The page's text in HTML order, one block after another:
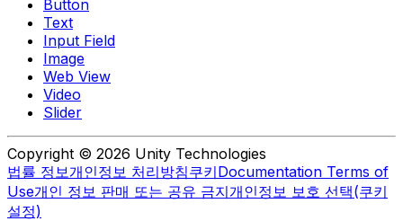
Button
Text
Input Field
Image
Web View
Video
Slider
Copyright © 2026 Unity Technologies
법률 정보개인정보 처리방침쿠키Documentation Terms of
Use개인 정보 판매 또는 공유 금지개인정보 보호 선택(쿠키
설정)